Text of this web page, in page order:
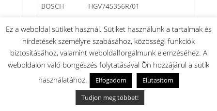
BOSCH HGV745356R/01
BOSCH HGV745359Y/01
BOSCH HGV745355R/14
HGV745355R/15
HGV745355R/16
Ez a weboldal sütiket használ. Sütiket használunk a tartalmak és
hirdetések személyre szabásához, közösségi funkciók
biztosításához, valamint weboldalforgalmunk elemzéséhez. A
weboldalon való böngészés folytatásával Ön hozzájárul a sütik
használatához.
Elfogadom
Elutasítom
Tudjon meg többet!